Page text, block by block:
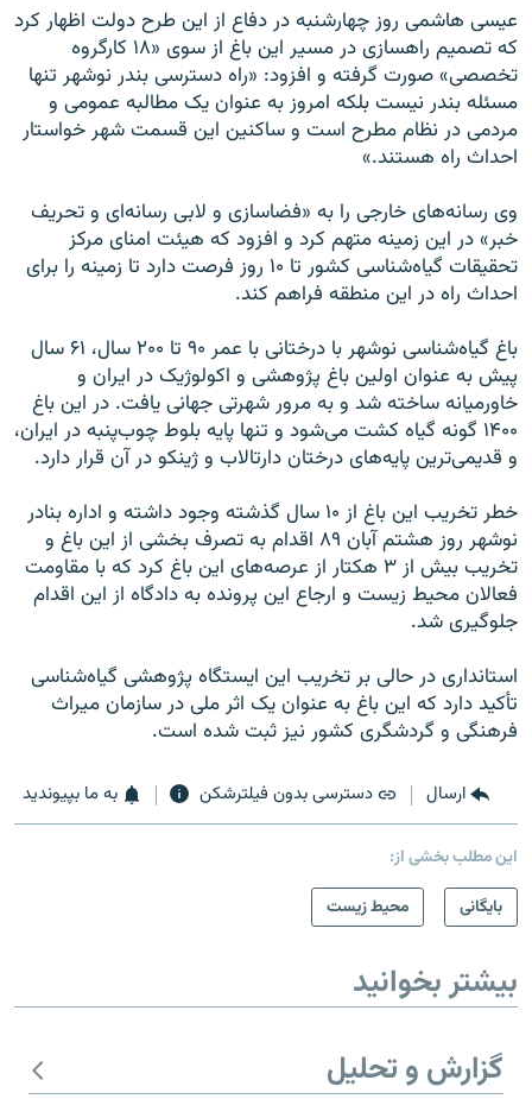
عیسی هاشمی روز چهارشنبه در دفاع از این طرح دولت اظهار کرد
که تصمیم راهسازی در مسیر این باغ از سوی «۱۸ کارگروه
تخصصی» صورت گرفته و افزود: «راه دسترسی بندر نوشهر تنها
مسئله بندر نیست بلکه امروز به عنوان یک مطالبه عمومی و
مردمی در نظام مطرح است و ساکنین این قسمت شهر خواستار
احداث راه هستند.»
وی رسانه‌های خارجی را به «فضاسازی و لابی‌ رسانه‌ای و تحریف
خبر» در این زمینه متهم کرد و افزود که هیئت امنای مرکز
تحقیقات گیاه‌شناسی کشور تا ۱۰ روز فرصت دارد تا زمینه را برای
احداث راه در این منطقه فراهم کند.
باغ گیاه‌شناسی نوشهر با درختانی با عمر ۹۰ تا ۲۰۰ سال، ۶۱ سال
پیش به عنوان اولین باغ پژوهشی و اکولوژیک در ایران و
خاورمیانه ساخته شد و به مرور شهرتی جهانی یافت. در این باغ
۱۴۰۰ گونه گیاه کشت می‌شود و تنها پایه بلوط چوب‌پنبه در ایران،
و قدیمی‌ترین پایه‌های درختان دارتالاب و ژینکو در آن قرار دارد.
خطر تخریب این باغ از ۱۰ سال گذشته وجود داشته و اداره بنادر
نوشهر روز هشتم آبان ۸۹ اقدام به تصرف بخشی از این باغ و
تخریب بیش از ۳ هکتار از عرصه‌های این باغ کرد که با مقاومت
فعالان محیط‌ زیست و ارجاع این پرونده به دادگاه از این اقدام
جلوگیری شد.
استانداری در حالی بر تخریب این ایستگاه پژوهشی گیاه‌شناسی
تأکید دارد که این باغ به عنوان یک اثر ملی در سازمان میراث
فرهنگی و گردشگری کشور نیز ثبت شده است.
ارسال دسترسی بدون فیلترشکن به ما بپیوندید
این مطلب بخشی از:
بایگانی
محیط زیست
بیشتر بخوانید
گزارش و تحلیل